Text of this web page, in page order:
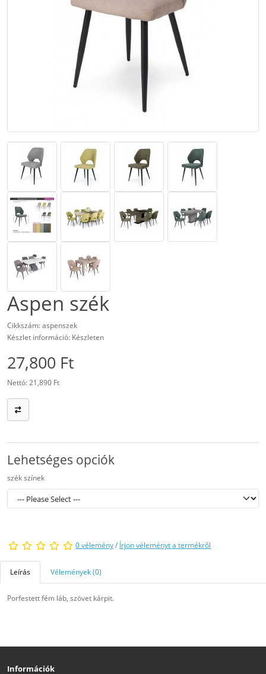
Aspen szék
Cikkszám: aspenszek
Készlet információ: Készleten
27,800 Ft
Nettó: 21,890 Ft
Lehetséges opciók
szék színek
0 vélemény/ Írjon véleményt a termékről
Leírás Vélemények (0)
Porfestett fém láb, szövet kárpit.
Információk